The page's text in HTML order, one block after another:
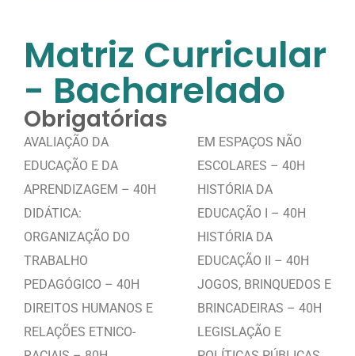
Matriz Curricular
- Bacharelado
Obrigatórias
AVALIAÇÃO DA
EDUCAÇÃO E DA
APRENDIZAGEM – 40H
DIDÁTICA:
ORGANIZAÇÃO DO
TRABALHO
PEDAGÓGICO – 40H
DIREITOS HUMANOS E
RELAÇÕES ETNICO-
EM ESPAÇOS NÃO
ESCOLARES – 40H
HISTÓRIA DA
EDUCAÇÃO I – 40H
HISTÓRIA DA
EDUCAÇÃO II – 40H
JOGOS, BRINQUEDOS E
BRINCADEIRAS – 40H
LEGISLAÇÃO E